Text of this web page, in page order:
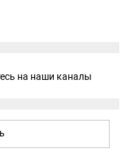
на наши каналы